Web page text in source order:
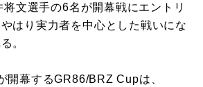
文選手の6名が開幕戦にエントリ
はり実力者を中心とした戦いにな
。
開幕するGR86/BRZ Cupは、